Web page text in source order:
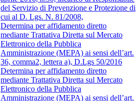
del Servizio di Prevenzione e Protezione di
cui al D. Lgs. N. 81/2008,
Determina per affidamento diretto
mediante Trattativa Diretta sul Mercato
Elettronico della Pubblica
Amministrazione (MEPA) ai sensi dell’art.
36, comma2, lettera a), D.Lgs 50/2016
Determina per affidamento diretto
mediante Trattativa Diretta sul Mercato
Elettronico della Pubblica
Amministrazione (MEPA) ai sensi dell’art.